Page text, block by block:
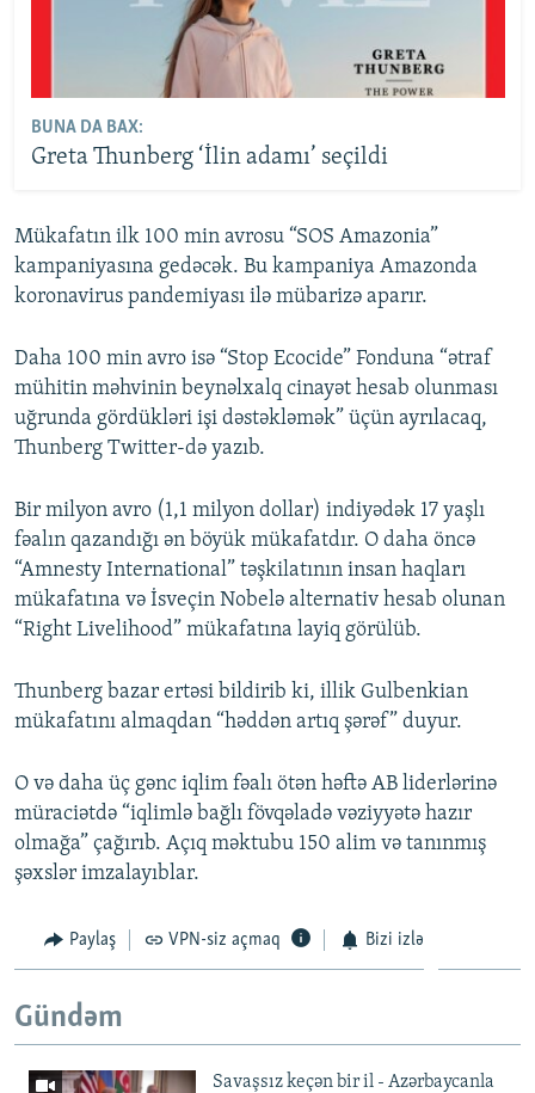
BUNA DA BAX:
Greta Thunberg ‘İlin adamı’ seçildi
Mükafatın ilk 100 min avrosu “SOS Amazonia”
kampaniyasına gedəcək. Bu kampaniya Amazonda
koronavirus pandemiyası ilə mübarizə aparır.
Daha 100 min avro isə “Stop Ecocide” Fonduna “ətraf
mühitin məhvinin beynəlxalq cinayət hesab olunması
uğrunda gördükləri işi dəstəkləmək” üçün ayrılacaq,
Thunberg Twitter-də yazıb.
Bir milyon avro (1,1 milyon dollar) indiyədək 17 yaşlı
fəalın qazandığı ən böyük mükafatdır. O daha öncə
“Amnesty International” təşkilatının insan haqları
mükafatına və İsveçin Nobelə alternativ hesab olunan
“Right Livelihood” mükafatına layiq görülüb.
Thunberg bazar ertəsi bildirib ki, illik Gulbenkian
mükafatını almaqdan “həddən artıq şərəf” duyur.
O və daha üç gənc iqlim fəalı ötən həftə AB liderlərinə
müraciətdə “iqlimlə bağlı fövqəladə vəziyyətə hazır
olmağa” çağırıb. Açıq məktubu 150 alim və tanınmış
şəxslər imzalayıblar.
Paylaş VPN-siz açmaq Bizi izlə
Gündəm
Savaşsız keçən bir il - Azərbaycanla